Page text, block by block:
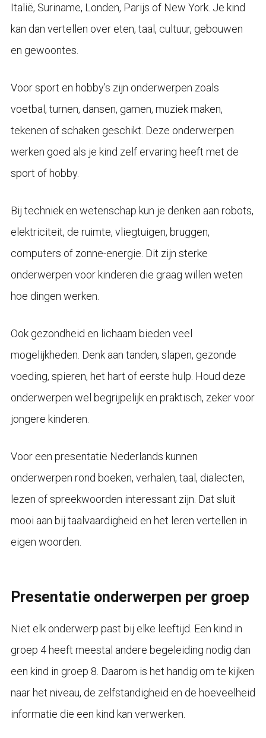
Italië, Suriname, Londen, Parijs of New York. Je kind
kan dan vertellen over eten, taal, cultuur, gebouwen
en gewoontes.
Voor sport en hobby’s zijn onderwerpen zoals
voetbal, turnen, dansen, gamen, muziek maken,
tekenen of schaken geschikt. Deze onderwerpen
werken goed als je kind zelf ervaring heeft met de
sport of hobby.
Bij techniek en wetenschap kun je denken aan robots,
elektriciteit, de ruimte, vliegtuigen, bruggen,
computers of zonne-energie. Dit zijn sterke
onderwerpen voor kinderen die graag willen weten
hoe dingen werken.
Ook gezondheid en lichaam bieden veel
mogelijkheden. Denk aan tanden, slapen, gezonde
voeding, spieren, het hart of eerste hulp. Houd deze
onderwerpen wel begrijpelijk en praktisch, zeker voor
jongere kinderen.
Voor een presentatie Nederlands kunnen
onderwerpen rond boeken, verhalen, taal, dialecten,
lezen of spreekwoorden interessant zijn. Dat sluit
mooi aan bij taalvaardigheid en het leren vertellen in
eigen woorden.
Presentatie onderwerpen per groep
Niet elk onderwerp past bij elke leeftijd. Een kind in
groep 4 heeft meestal andere begeleiding nodig dan
een kind in groep 8. Daarom is het handig om te kijken
naar het niveau, de zelfstandigheid en de hoeveelheid
informatie die een kind kan verwerken.